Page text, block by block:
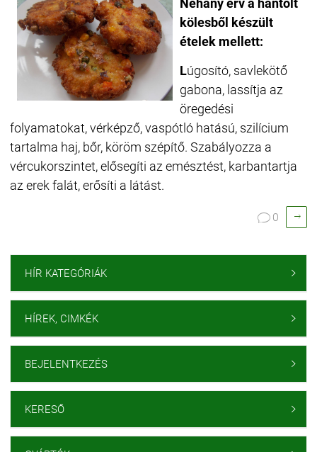
Néhány érv a hántolt
kölesből készült
ételek mellett:
Lúgosító, savlekötő
gabona, lassítja az
öregedési
folyamatokat,vérképző, vaspótló hatású, szilícium
tartalma haj, bőr, köröm szépítő. Szabályozza a
vércukorszintet,elősegíti az emésztést, karbantartja
az erek falát,erősíti a látást.
 0 
HÍR KATEGÓRIÁK 
HÍREK, CIMKÉK 
BEJELENTKEZÉS 
KERESŐ 